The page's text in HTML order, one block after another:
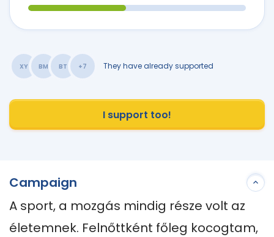
XY BM BT +7 They have already supported
I support too!
Campaign
A sport, a mozgás mindig része volt az
életemnek. Felnőttként főleg kocogtam,